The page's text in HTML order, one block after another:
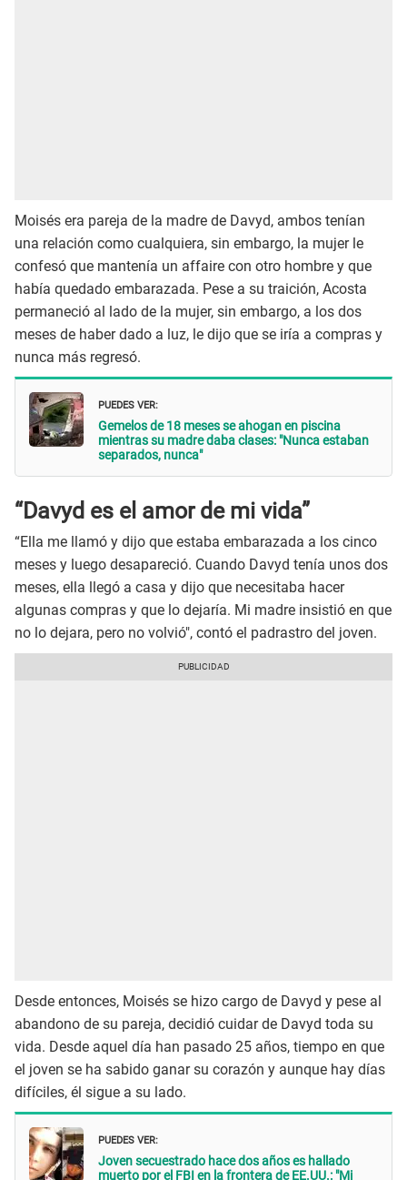
Moisés era pareja de la madre de Davyd, ambos tenían
una relación como cualquiera, sin embargo, la mujer le
confesó que mantenía un affaire con otro hombre y que
había quedado embarazada. Pese a su traición, Acosta
permaneció al lado de la mujer, sin embargo, a los dos
meses de haber dado a luz, le dijo que se iría a compras y
nunca más regresó.
PUEDES VER:
Gemelos de 18 meses se ahogan en piscina
mientras su madre daba clases: "Nunca estaban
separados, nunca"
“Davyd es el amor de mi vida”
“Ella me llamó y dijo que estaba embarazada a los cinco
meses y luego desapareció. Cuando Davyd tenía unos dos
meses, ella llegó a casa y dijo que necesitaba hacer
algunas compras y que lo dejaría. Mi madre insistió en que
no lo dejara, pero no volvió", contó el padrastro del joven.
Desde entonces, Moisés se hizo cargo de Davyd y pese al
abandono de su pareja, decidió cuidar de Davyd toda su
vida. Desde aquel día han pasado 25 años, tiempo en que
el joven se ha sabido ganar su corazón y aunque hay días
difíciles, él sigue a su lado.
PUEDES VER:
Joven secuestrado hace dos años es hallado
muerto por el FBI en la frontera de EE.UU.: "Mi